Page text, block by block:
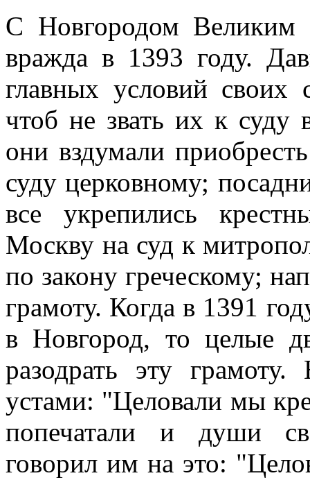
С Новгородом Великим
вражда в 1393 году.
главных условий своих
чтоб не звать их к суду
они вздумали
суду церковному;
все укрепились
Москву на суд к
по закону греческому;
грамоту. Когда в 1391
в Новгород, то целые
разодрать эту
устами: "Целовали мы
попечатали и души
говорил им на это: